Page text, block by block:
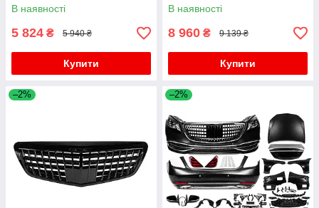
В наявності
5 824 ₴ 5 940 ₴
Купити
В наявності
8 960 ₴ 9 139 ₴
Купити
–2% –2%